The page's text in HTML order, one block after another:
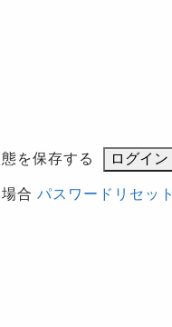
を保存する
合 パスワードリセット